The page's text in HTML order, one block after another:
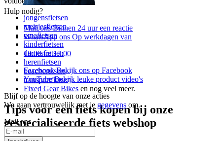
jongensfietsen
meisjesfietsen
omafietsen
kinderfietsen
damesfietsen
herenfietsen
beachcruisers
transportfietsen
Fixed Gear Bikes en nog veel meer.
Tips voor een fiets kopen bij onze
gespecialiseerde fiets webshop
Hulp nodig?
Mail onsBinnen 24 uur een reactie
WhatsApp ons Op werkdagen van
10:00 tot 17:00
FacebookBekijk ons op Facebook
YouTubeBekijk leuke product video's
Blijf op de hoogte van onze acties
We gaan vertrouwelijk met je gegevens om.
Mail ons